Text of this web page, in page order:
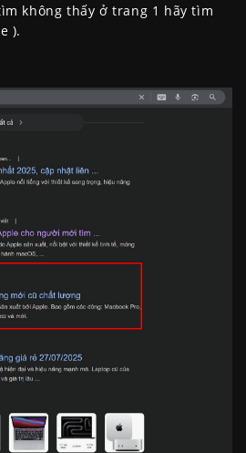
không thấy ở trang 1 hãy tìm
).